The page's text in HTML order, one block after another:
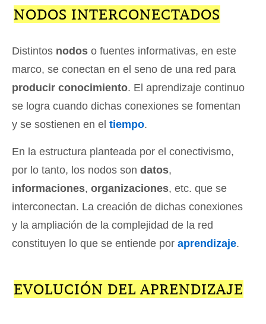
NODOS INTERCONECTADOS
Distintos nodos o fuentes informativas, en este
marco, se conectan en el seno de una red para
producir conocimiento. El aprendizaje continuo
se logra cuando dichas conexiones se fomentan
y se sostienen en el tiempo.
En la estructura planteada por el conectivismo,
por lo tanto, los nodos son datos,
informaciones, organizaciones, etc. que se
interconectan. La creación de dichas conexiones
y la ampliación de la complejidad de la red
constituyen lo que se entiende por aprendizaje.
EVOLUCIÓN DEL APRENDIZAJE